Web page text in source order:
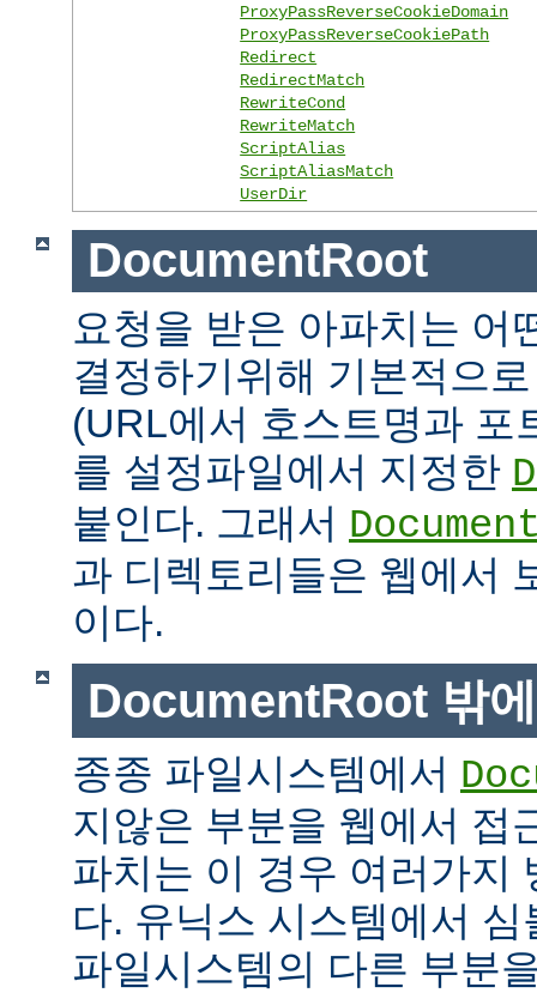
ProxyPassReverseCookieDomain
ProxyPassReverseCookiePath
Redirect
RedirectMatch
RewriteCond
RewriteMatch
ScriptAlias
ScriptAliasMatch
UserDir
DocumentRoot
요청을 받은 아파치는 어
결정하기위해 기본적으
(URL에서 호스트명과 포
를 설정파일에서 지정한
붙인다. 그래서
과 디렉토리들은 웹에서
이다.
DocumentRoot 밖
종종 파일시스템에서
지않은 부분을 웹에서 접
파치는 이 경우 여러가지
다. 유닉스 시스템에서
파일시스템의 다른 부분